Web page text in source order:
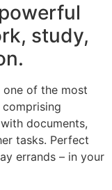
study,
of the most
documents,
tasks. Perfect
errands – in your